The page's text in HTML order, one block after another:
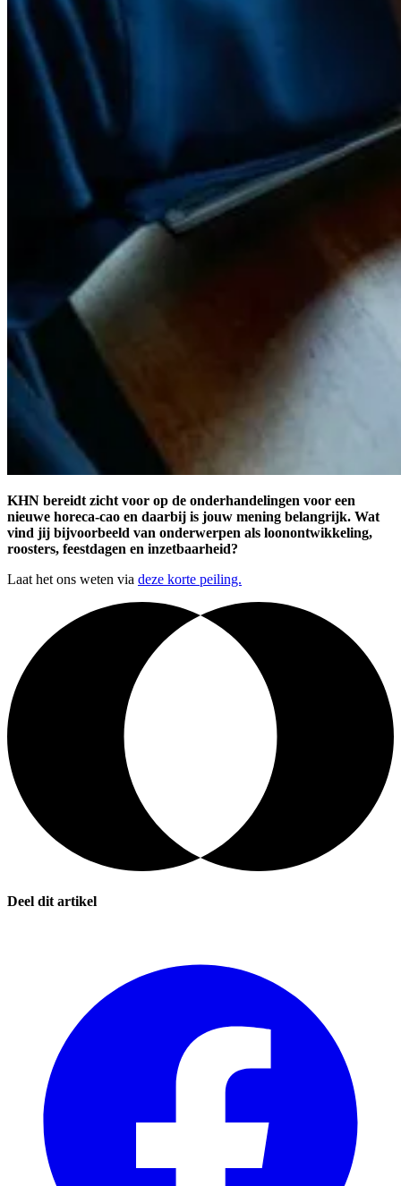
KHN bereidt zicht voor op de onderhandelingen voor een
nieuwe horeca-cao en daarbij is jouw mening belangrijk. Wat
vind jij bijvoorbeeld van onderwerpen als loonontwikkeling,
roosters, feestdagen en inzetbaarheid?
Laat het ons weten via deze korte peiling.
Deel dit artikel